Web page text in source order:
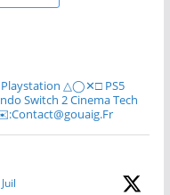
Playstation △◯✕□ PS5
Switch 2 Cinema Tech